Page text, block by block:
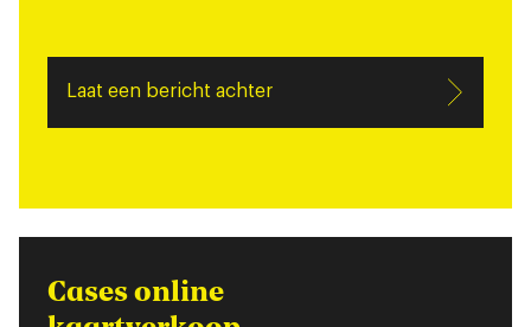
Laat een bericht achter
Cases online